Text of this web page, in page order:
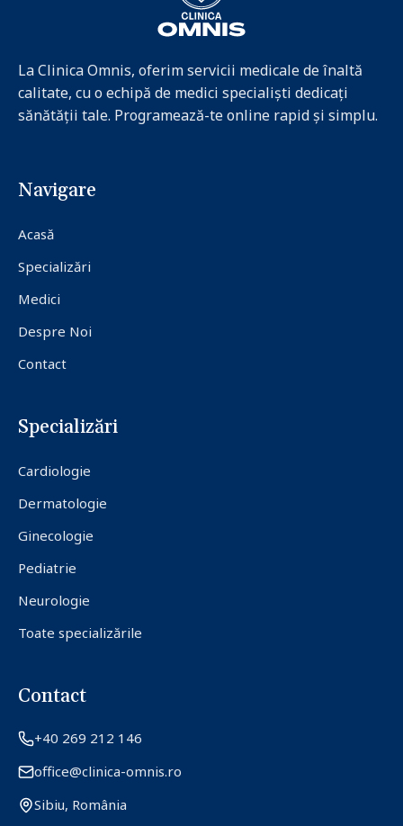
La Clinica Omnis, oferim servicii medicale de înaltă
calitate, cu o echipă de medici specialiști dedicați
sănătății tale. Programează-te online rapid și simplu.
Navigare
Acasă
Specializări
Medici
Despre Noi
Contact
Specializări
Cardiologie
Dermatologie
Ginecologie
Pediatrie
Neurologie
Toate specializările
Contact
+40 269 212 146
office@clinica-omnis.ro
Sibiu, România